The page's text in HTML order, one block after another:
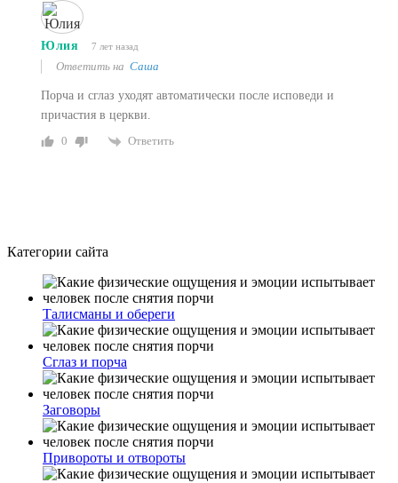
Юлия 7 лет назад
Ответить на Саша
Порча и сглаз уходят автоматически после исповеди и
причастия в церкви.
0
Ответить
Категории сайта
Талисманы и обереги
Сглаз и порча
Заговоры
Привороты и отвороты